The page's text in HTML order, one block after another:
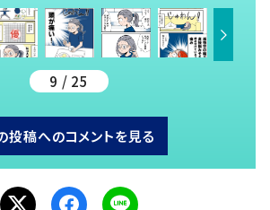
9 / 25
投稿へのコメントを見る